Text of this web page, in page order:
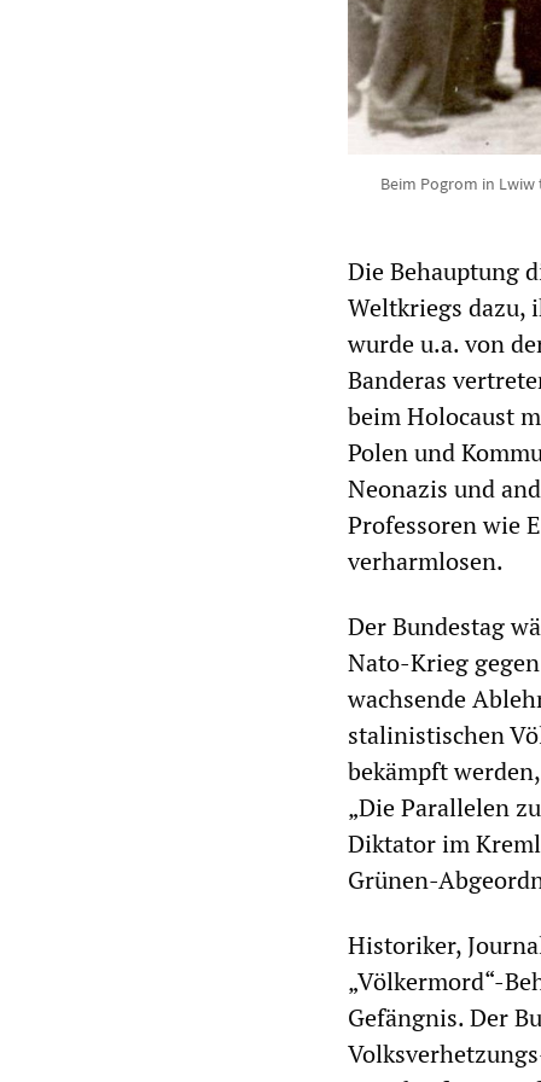
Beim Pogrom in
Die Behauptung
Weltkriegs dazu,
wurde u.a. von
Banderas
beim Holocaust
Polen und
Neonazis und
Professoren wie
verharmlosen.
Der Bundestag
Nato-Krieg
wachsende
stalinistischen
bekämpft
„Die Parallelen
Diktator im
Grünen-
Historiker,
„Völkermord“-
Gefängnis. Der